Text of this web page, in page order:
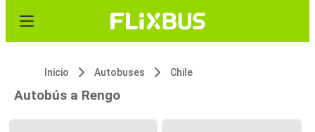
Inicio Autobuses Chile
Autobús a Rengo